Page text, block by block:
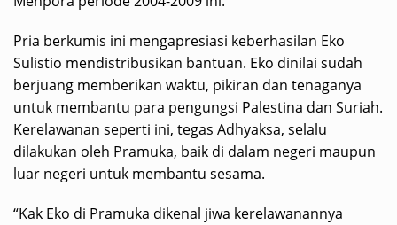
Pria berkumis ini mengapresiasi keberhasilan Eko
Sulistio mendistribusikan bantuan. Eko dinilai sudah
berjuang memberikan waktu, pikiran dan tenaganya
untuk membantu para pengungsi Palestina dan Suriah.
Kerelawanan seperti ini, tegas Adhyaksa, selalu
dilakukan oleh Pramuka, baik di dalam negeri maupun
luar negeri untuk membantu sesama.
“Kak Eko di Pramuka dikenal jiwa kerelawanannya